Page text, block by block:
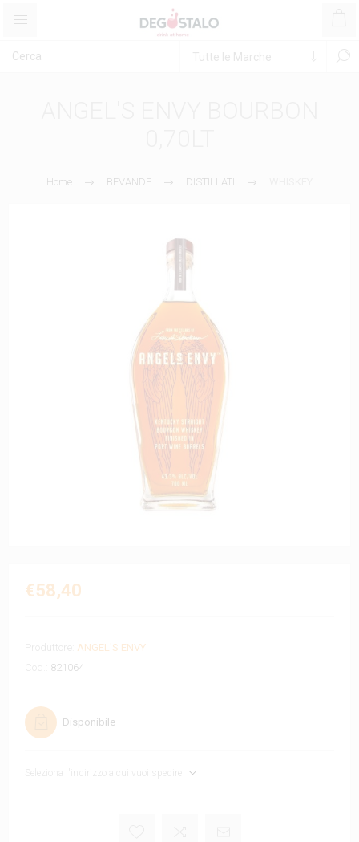
Home BEVANDE DISTILLATI
€58,40
Produttore:
ANGEL'S ENVY
821064
Disponibile
Seleziona l'indirizzo a cui vuoi spedire